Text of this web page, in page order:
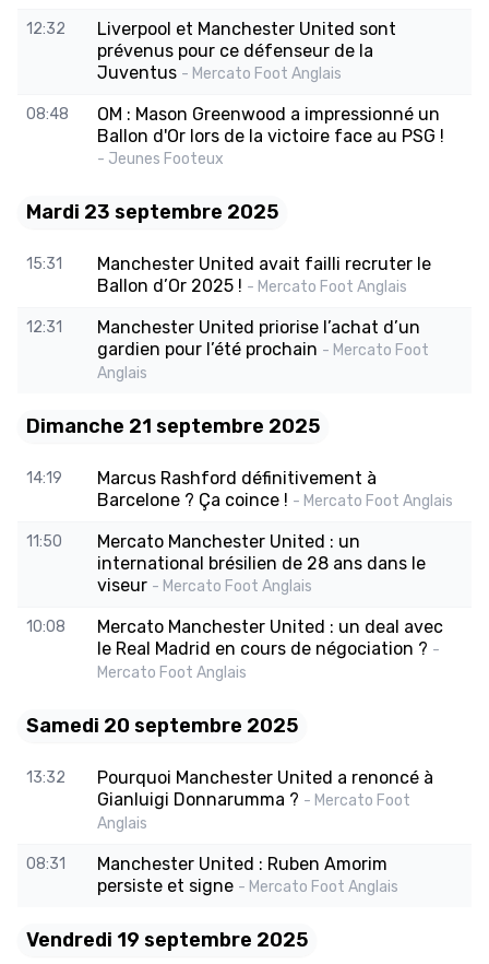
12:32
Liverpool et Manchester United sont
prévenus pour ce défenseur de la
Juventus - Mercato Foot Anglais
08:48
OM : Mason Greenwood a impressionné un
Ballon d'Or lors de la victoire face au PSG !
- Jeunes Footeux
Mardi 23 septembre 2025
15:31
Manchester United avait failli recruter le
Ballon d’Or 2025 ! - Mercato Foot Anglais
12:31
Manchester United priorise l’achat d’un
gardien pour l’été prochain - Mercato Foot
Anglais
Dimanche 21 septembre 2025
14:19
Marcus Rashford définitivement à
Barcelone ? Ça coince ! - Mercato Foot Anglais
11:50
Mercato Manchester United : un
international brésilien de 28 ans dans le
viseur - Mercato Foot Anglais
10:08
Mercato Manchester United : un deal avec
le Real Madrid en cours de négociation ? -
Mercato Foot Anglais
Samedi 20 septembre 2025
13:32
Pourquoi Manchester United a renoncé à
Gianluigi Donnarumma ? - Mercato Foot
Anglais
08:31
Manchester United : Ruben Amorim
persiste et signe - Mercato Foot Anglais
Vendredi 19 septembre 2025